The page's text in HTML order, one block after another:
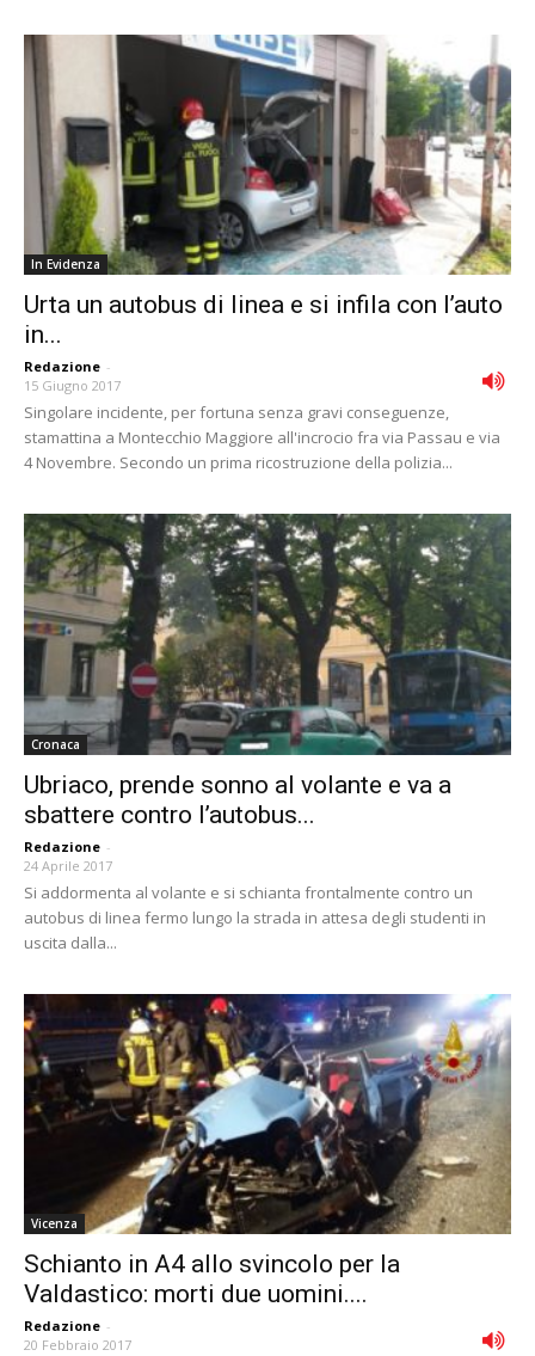
In Evidenza
Urta un autobus di linea e si infila con l’auto
in...
Redazione -
15 Giugno 2017
Singolare incidente, per fortuna senza gravi conseguenze,
stamattina a Montecchio Maggiore all'incrocio fra via Passau e via
4 Novembre. Secondo un prima ricostruzione della polizia...
Cronaca
Ubriaco, prende sonno al volante e va a
sbattere contro l’autobus...
Redazione -
24 Aprile 2017
Si addormenta al volante e si schianta frontalmente contro un
autobus di linea fermo lungo la strada in attesa degli studenti in
uscita dalla...
Vicenza
Schianto in A4 allo svincolo per la
Valdastico: morti due uomini....
Redazione -
20 Febbraio 2017